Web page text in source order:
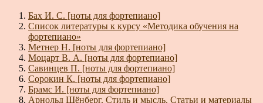
Бах И. С. [ноты для фортепиано]
Список литературы к курсу «Методика обучения на
фортепиано»
Метнер Н. [ноты для фортепиано]
Моцарт В. А. [ноты для фортепиано]
Савинцев П. [ноты для фортепиано]
Сорокин К. [ноты для фортепиано]
Брамс И. [ноты для фортепиано]
Арнольд Шёнберг. Стиль и мысль. Статьи и материалы